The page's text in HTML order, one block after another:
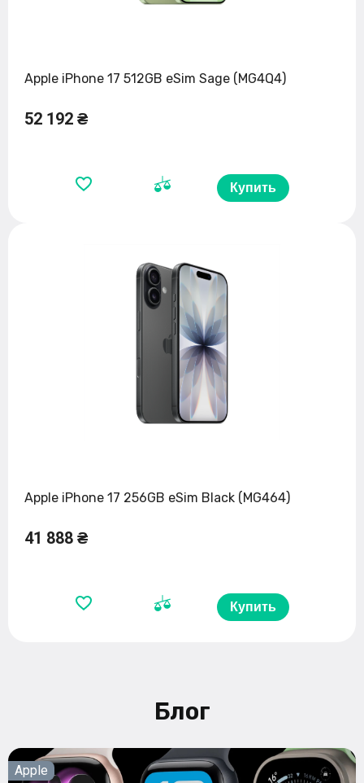
Apple iPhone 17 512GB eSim Sage (MG4Q4)
52 192 ₴
Купить
Apple iPhone 17 256GB eSim Black (MG464)
41 888 ₴
Купить
Блог
Apple